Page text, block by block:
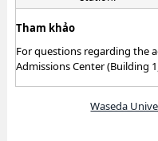
Tham khảo
For questions regarding the
Admissions Center (Building
Waseda